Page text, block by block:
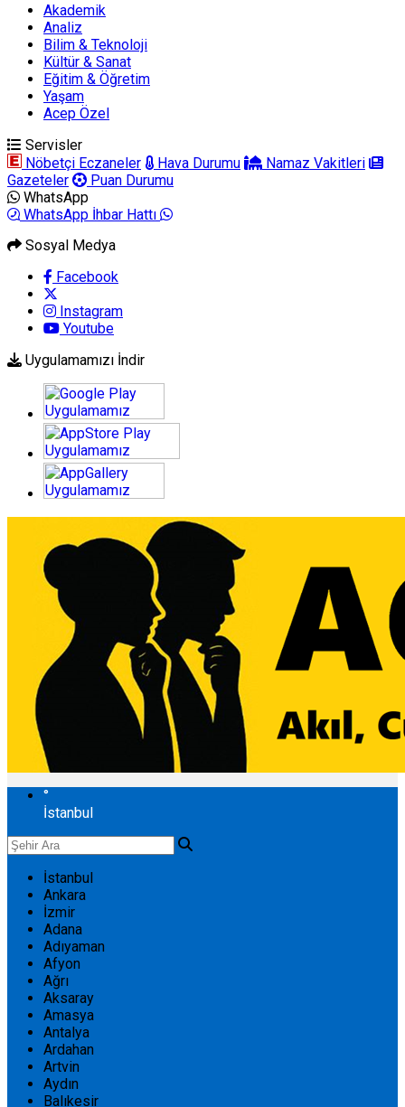
Akademik
Analiz
Bilim & Teknoloji
Kültür & Sanat
Eğitim & Öğretim
Yaşam
Acep Özel
Servisler
Nöbetçi Eczaneler
Hava Durumu
Namaz Vakitleri
Gazeteler
Puan Durumu
WhatsApp
WhatsApp İhbar Hattı
Sosyal Medya
Facebook
Instagram
Youtube
Uygulamamızı İndir
°
İstanbul
İstanbul
Ankara
İzmir
Adana
Adıyaman
Afyon
Ağrı
Aksaray
Amasya
Antalya
Ardahan
Artvin
Aydın
Balıkesir